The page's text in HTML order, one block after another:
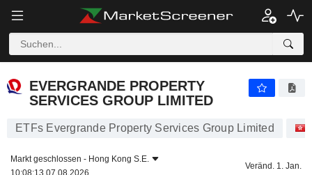
EVERGRANDE PROPERTY
SERVICES GROUP LIMITED
ETFs Evergrande Property Services Group Limited
Markt geschlossen - Hong Kong S.E.
10:08:13 07.08.2026
Veränd. 1. Jan.